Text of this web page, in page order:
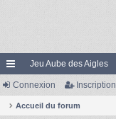
ac
co
Jeu Aube des Aigles
Connexion Inscription
Accueil du forum